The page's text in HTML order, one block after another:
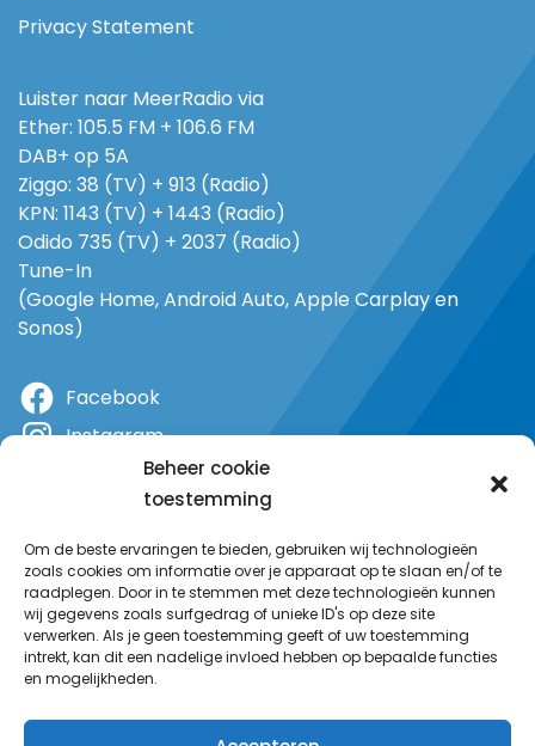
Beheer cookie
toestemming
Om de beste ervaringen te bieden, gebruiken wij technologieën
zoals cookies om informatie over je apparaat op te slaan en/of te
raadplegen. Door in te stemmen met deze technologieën kunnen
wij gegevens zoals surfgedrag of unieke ID's op deze site
verwerken. Als je geen toestemming geeft of uw toestemming
intrekt, kan dit een nadelige invloed hebben op bepaalde functies
en mogelijkheden.
Privacy Statement
Luister naar MeerRadio via
Ether: 105.5 FM + 106.6 FM
DAB+ op 5A
Ziggo: 38 (TV) + 913 (Radio)
KPN: 1143 (TV) + 1443 (Radio)
Odido 735 (TV) + 2037 (Radio)
Tune-In
(Google Home, Android Auto, Apple Carplay en
Sonos)
Facebook
Instagram
YouTube